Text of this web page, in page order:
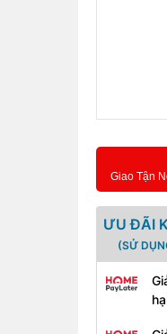
Cam
Cửa
máy,
Giao Tận
ƯU ĐÃI
(SỬ